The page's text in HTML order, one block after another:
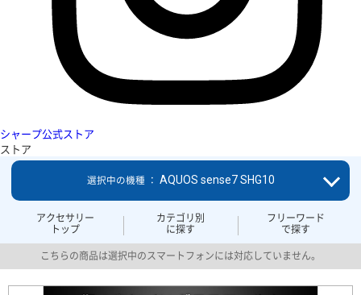
シャープ公式ストア
ストア
アクセサリー
トップ
カテゴリ別
に探す
フリーワード
で探す
選択中の機種 ： AQUOS sense7 SHG10
こちらの商品は選択中のスマートフォンには対応していません。